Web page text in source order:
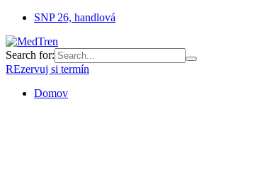
SNP 26, handlová
Search for:
REzervuj si termín
Domov